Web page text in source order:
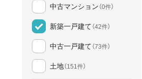
中古マンション （0件）
新築一戸建て （42件）
中古一戸建て （73件）
土地（151件）